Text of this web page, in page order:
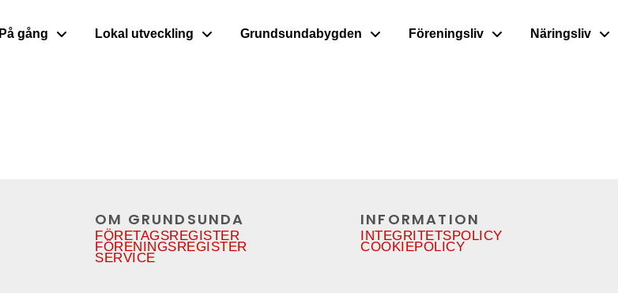
På gång Lokal utveckling Grundsundabygden Föreningsliv Näringsliv
OM GRUNDSUNDA
FÖRETAGSREGISTER
FÖRENINGSREGISTER
SERVICE
INFORMATION
INTEGRITETSPOLICY
COOKIEPOLICY